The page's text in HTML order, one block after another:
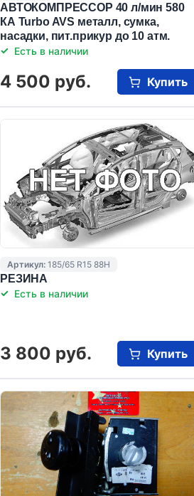
АВТОКОМПРЕССОР 40 л/мин 580
КА Turbo AVS металл, сумка,
насадки, пит.прикур до 10 атм.
Есть в наличии
4 500 руб. Купить
Артикул: 185/65 R15 88H
РЕЗИНА
Есть в наличии
3 800 руб. Купить